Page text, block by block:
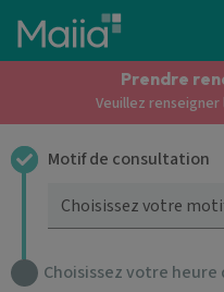
Aller au contenu principal
Prendre
Veuillez
Motif de consultation
Choisissez votre
Choisissez votre